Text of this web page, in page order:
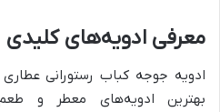
معرفی ادویه‌های کلیدی
ادویه جوجه کباب رستورانی
بهترین ادویه‌های معطر و